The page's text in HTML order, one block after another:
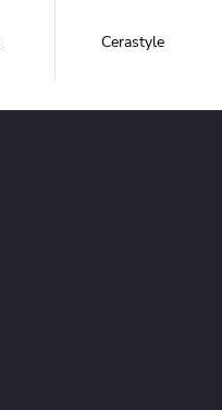
Cerastyle